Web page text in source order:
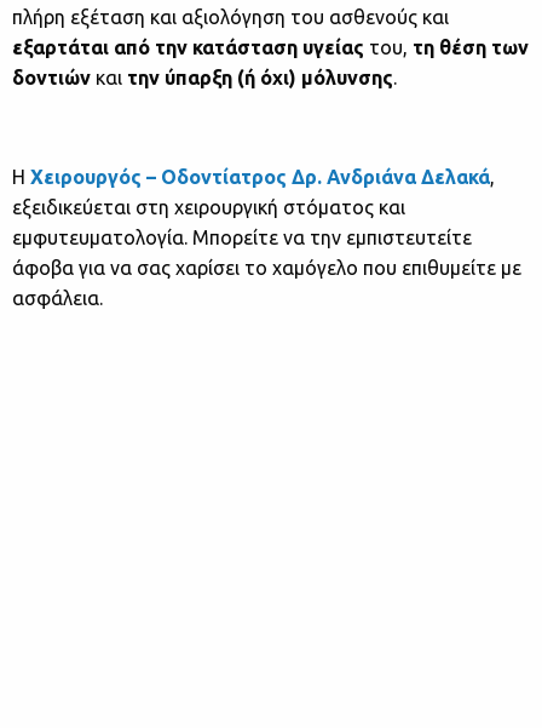
πλήρη εξέταση και αξιολόγηση του ασθενούς και
εξαρτάται από την κατάσταση υγείας του, τη θέση των
δοντιών και την ύπαρξη (ή όχι) μόλυνσης.
Η Χειρουργός – Οδοντίατρος Δρ. Ανδριάνα Δελακά,
εξειδικεύεται στη χειρουργική στόματος και
εμφυτευματολογία. Μπορείτε να την εμπιστευτείτε
άφοβα για να σας χαρίσει το χαμόγελο που επιθυμείτε με
ασφάλεια.